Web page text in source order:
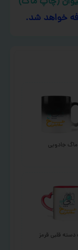
خواهد شد.
ماگ جادویی
دسته قلبی قرمز